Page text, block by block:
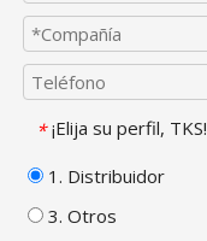
* ¡Elija su perfil, TKS!
1. Distribuidor
3. Otros